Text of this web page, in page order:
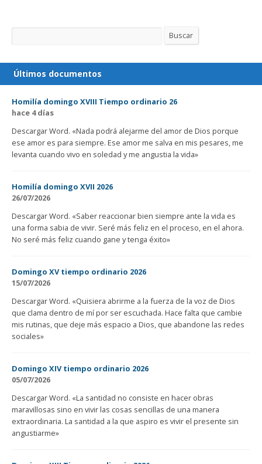
Buscar Buscar
Últimos documentos
Homilía domingo XVIII Tiempo ordinario 26
hace 4 días
Descargar Word. «Nada podrá alejarme del amor de Dios porque
ese amor es para siempre. Ese amor me salva en mis pesares, me
levanta cuando vivo en soledad y me angustia la vida»
Homilía domingo XVII 2026
26/07/2026
Descargar Word. «Saber reaccionar bien siempre ante la vida es
una forma sabia de vivir. Seré más feliz en el proceso, en el ahora.
No seré más feliz cuando gane y tenga éxito»
Domingo XV tiempo ordinario 2026
15/07/2026
Descargar Word. «Quisiera abrirme a la fuerza de la voz de Dios
que clama dentro de mí por ser escuchada. Hace falta que cambie
mis rutinas, que deje más espacio a Dios, que abandone las redes
sociales»
Domingo XIV tiempo ordinario 2026
05/07/2026
Descargar Word. «La santidad no consiste en hacer obras
maravillosas sino en vivir las cosas sencillas de una manera
extraordinaria. La santidad a la que aspiro es vivir el presente sin
angustiarme»